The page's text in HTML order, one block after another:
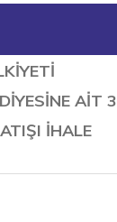
AİT 3
İHALE